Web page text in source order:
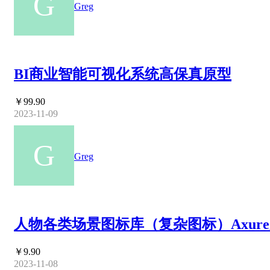
Greg
BI商业智能可视化系统高保真原型
￥99.90
2023-11-09
Greg
人物各类场景图标库（复杂图标）
￥9.90
2023-11-08